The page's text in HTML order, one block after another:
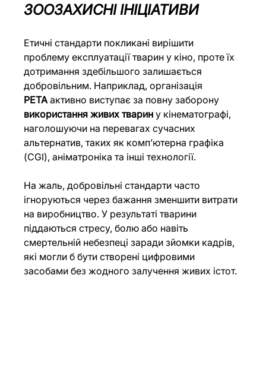
ЗООЗАХИСНІ ІНІЦІАТИВИ
Етичні стандарти покликані вирішити
проблему експлуатації тварин у кіно, проте їх
дотримання здебільшого залишається
добровільним. Наприклад, організація
PETA активно виступає за повну заборону
використання живих тварин у кінематографі,
наголошуючи на перевагах сучасних
альтернатив, таких як комп’ютерна графіка
(CGI), аніматроніка та інші технології.
На жаль, добровільні стандарти часто
ігноруються через бажання зменшити витрати
на виробництво. У результаті тварини
піддаються стресу, болю або навіть
смертельній небезпеці заради зйомки кадрів,
які могли б бути створені цифровими
засобами без жодного залучення живих істот.